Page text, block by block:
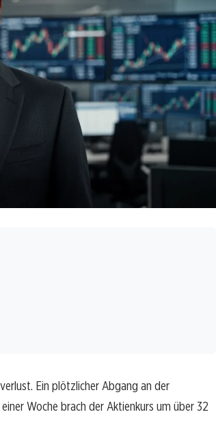
Ein plötzlicher Abgang an der
Woche brach der Aktienkurs um über 32